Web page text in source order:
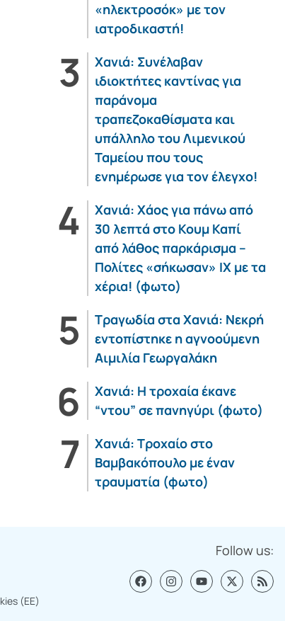
«ηλεκτροσόκ» με τον
ιατροδικαστή!
Χανιά: Συνέλαβαν
ιδιοκτήτες καντίνας για
παράνομα
τραπεζοκαθίσματα και
υπάλληλο του Λιμενικού
Ταμείου που τους
ενημέρωσε για τον έλεγχο!
Χανιά: Χάος για πάνω από
30 λεπτά στο Κουμ Καπί
από λάθος παρκάρισμα –
Πολίτες «σήκωσαν» ΙΧ με τα
χέρια! (φωτο)
Τραγωδία στα Χανιά: Νεκρή
εντοπίστηκε η αγνοούμενη
Αιμιλία Γεωργαλάκη
Χανιά: Η τροχαία έκανε
“ντου” σε πανηγύρι (φωτο)
Χανιά: Τροχαίο στο
Βαμβακόπουλο με έναν
τραυματία (φωτο)
Follow us:
(ΕΕ)